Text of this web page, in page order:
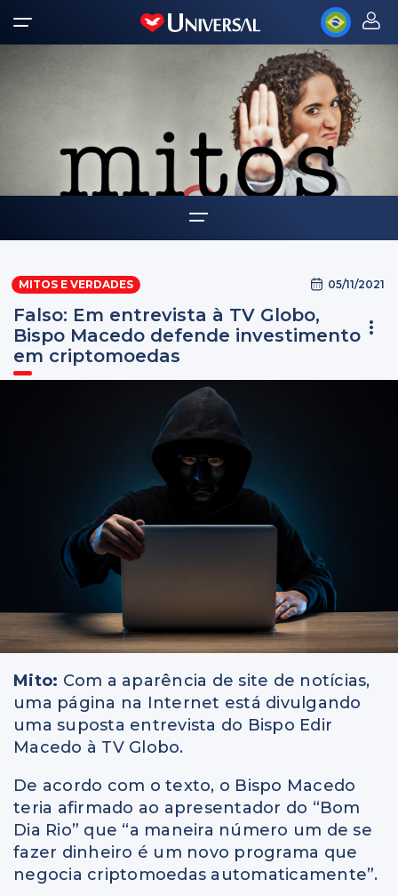
Quem somos
MITOS E VERDADES 05/11/2021
Falso: Em entrevista à TV Globo,
Bispo Macedo defende investimento
em criptomoedas
Mito: Com a aparência de site de notícias,
uma página na Internet está divulgando
uma suposta entrevista do Bispo Edir
Macedo à TV Globo.
De acordo com o texto, o Bispo Macedo
teria afirmado ao apresentador do “Bom
Dia Rio” que “a maneira número um de se
fazer dinheiro é um novo programa que
negocia criptomoedas automaticamente”.